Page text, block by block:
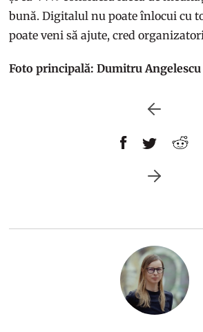
bună. Digitalul nu poate înlocui cu
poate veni să ajute, cred
Foto principală: Dumitru Angelescu